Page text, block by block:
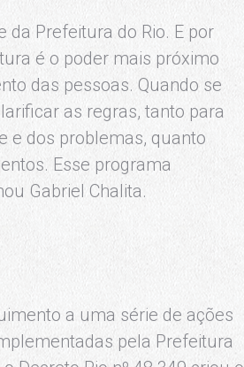
Prefeitura do Rio. E por
é o poder mais próximo
das pessoas. Quando se
as regras, tanto para
e dos problemas, quanto
Esse programa
Gabriel Chalita.
a uma série de ações
pela Prefeitura